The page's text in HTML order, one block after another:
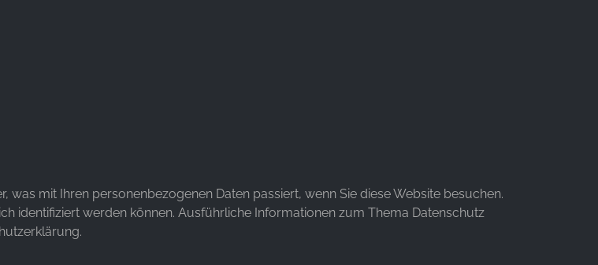
mit Ihren personenbezogenen Daten passiert, wenn Sie diese Website besuchen.
identifiziert werden können. Ausführliche Informationen zum Thema Datenschutz